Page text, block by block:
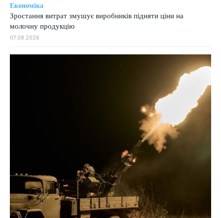
Економіка
Зростання витрат змушує виробників підняти ціни на
молочну продукцію
07.08.2026